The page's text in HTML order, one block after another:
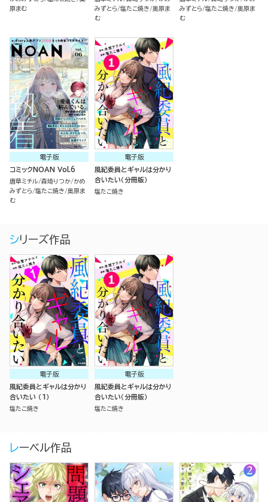
原まむ
みずとら 塩たこ焼き 奥原ま
む
みずとら 塩たこ焼き 奥原ま
む
電子版
コミックNOAN Vol.6
唐草ミチル 森埼りつか かめ
みずとら 塩たこ焼き 奥原ま
む
電子版
風紀委員とギャルは分かり
合いたい（分冊版）
塩たこ焼き
シリーズ作品
電子版
風紀委員とギャルは分かり
合いたい （1）
塩たこ焼き
電子版
風紀委員とギャルは分かり
合いたい（分冊版）
塩たこ焼き
レーベル作品